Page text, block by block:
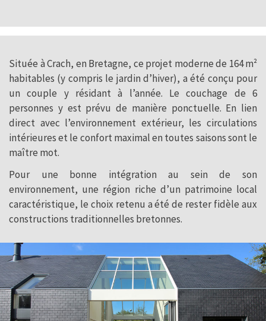
Située à Crach, en Bretagne, ce projet moderne de 164 m²
habitables (y compris le jardin d’hiver), a été conçu pour
un couple y résidant à l’année. Le couchage de 6
personnes y est prévu de manière ponctuelle. En lien
direct avec l’environnement extérieur, les circulations
intérieures et le confort maximal en toutes saisons sont le
maître mot.
Pour une bonne intégration au sein de son
environnement, une région riche d’un patrimoine local
caractéristique, le choix retenu a été de rester fidèle aux
constructions traditionnelles bretonnes.